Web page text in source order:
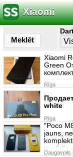
Xiaomi
Meklēt
Xiaomi
Green
Rīga
white
Rīga
"Poco
jauns,
modelis
Daugavpils